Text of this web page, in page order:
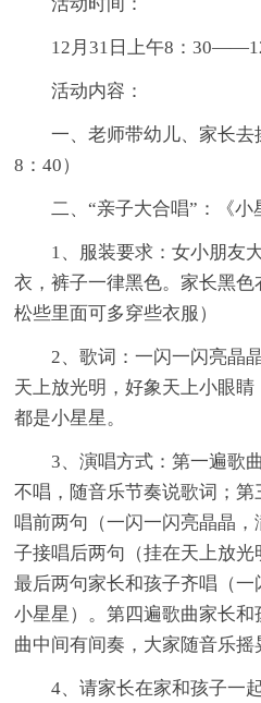
活动时间：
12月31日上午8：
活动内容：
一、老师带幼儿、家长
8：40）
二、“亲子大合唱”：《小
1、服装要求：女小朋友
衣，裤子一律黑色。家长黑
松些里面可多穿些衣服）
2、歌词：一闪一闪亮晶
天上放光明，好象天上小眼
都是小星星。
3、演唱方式：第一遍歌
不唱，随音乐节奏说歌词；
唱前两句（一闪一闪亮晶晶
子接唱后两句（挂在天上放光
最后两句家长和孩子齐唱（
小星星）。第四遍歌曲家长
曲中间有间奏，大家随音乐摇
4、请家长在家和孩子一